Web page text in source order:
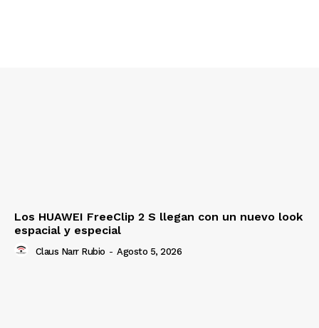
Los HUAWEI FreeClip 2 S llegan con un nuevo look
espacial y especial
Claus Narr Rubio - Agosto 5, 2026